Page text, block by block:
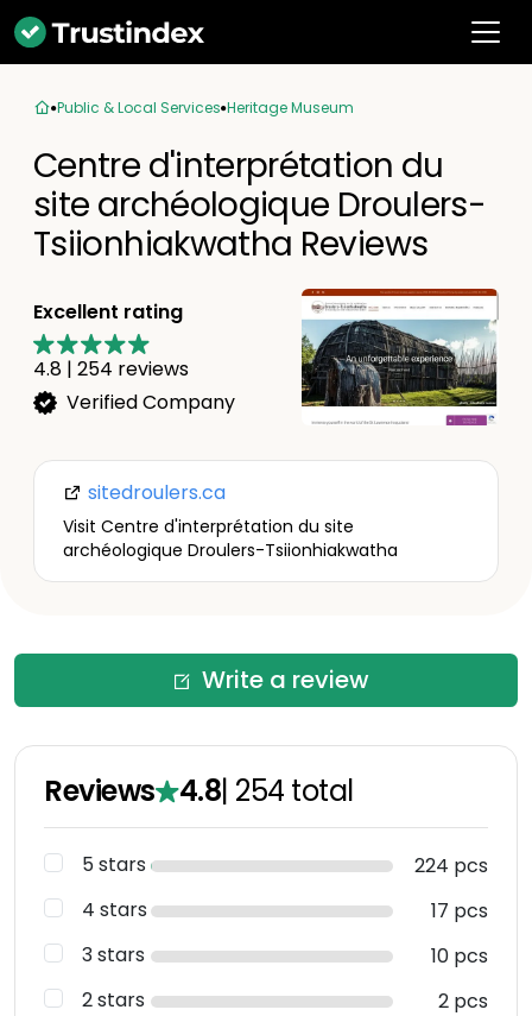
Public & Local Services Heritage Museum
Centre d'interprétation du
site archéologique Droulers-
Tsiionhiakwatha Reviews
Excellent rating
4.8 | 254 reviews
Verified Company
sitedroulers.ca
Visit Centre d'interprétation du site
archéologique Droulers-Tsiionhiakwatha
Write a review
Reviews 4.8| 254 total
5 stars
224 pcs
4 stars
17 pcs
3 stars
10 pcs
2 stars
2 pcs